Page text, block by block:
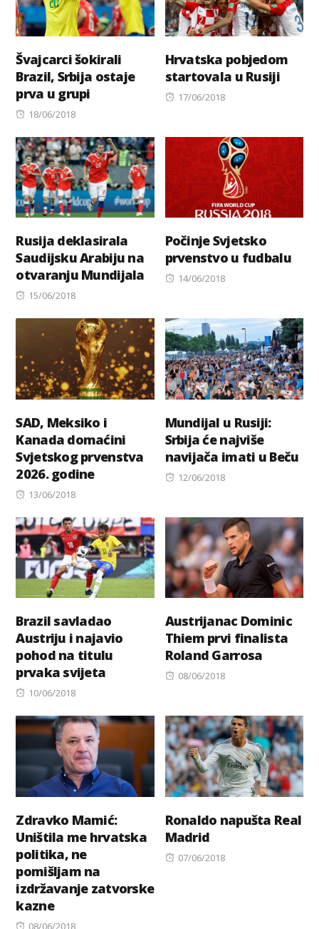
Švajcarci šokirali
Brazil, Srbija ostaje
prva u grupi
Posted
18/06/2018
Hrvatska pobjedom
startovala u Rusiji
Posted
17/06/2018
Rusija deklasirala
Saudijsku Arabiju na
otvaranju Mundijala
Posted
15/06/2018
Počinje Svjetsko
prvenstvo u fudbalu
Posted
14/06/2018
SAD, Meksiko i
Kanada domaćini
Svjetskog prvenstva
2026. godine
Posted
13/06/2018
Mundijal u Rusiji:
Srbija će najviše
navijača imati u Beču
Posted
12/06/2018
Brazil savladao
Austriju i najavio
pohod na titulu
prvaka svijeta
Posted
10/06/2018
Austrijanac Dominic
Thiem prvi finalista
Roland Garrosa
Posted
08/06/2018
Zdravko Mamić:
Uništila me hrvatska
politika, ne
pomišljam na
izdržavanje zatvorske
kazne
Posted
08/06/2018
Ronaldo napušta Real
Madrid
Posted
07/06/2018